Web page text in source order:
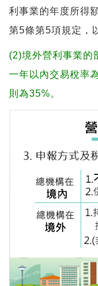
利事業的年度所得
第5條第5項規定，
(2)境外營利事業的
一年以內交易稅率
則為35%。